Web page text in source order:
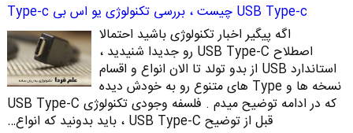
USB Type-c چیست ، بررسی تکنولوژی یو اس بی Type-c
اگه پیگیر اخبار تکنولوژی باشید احتمالا
اصطلاح USB Type-C رو جدیدا شنیدید ،
استاندارد USB از بدو تولد تا الان انواع و اقسام
نسخه ها و Type های متنوع رو به خودش دیده
که در ادامه توضیح میدم . فلسفه وجودی تکنولوژی USB Type-C
قبل از توضیح USB Type-C ، باید بدونید که انواع…